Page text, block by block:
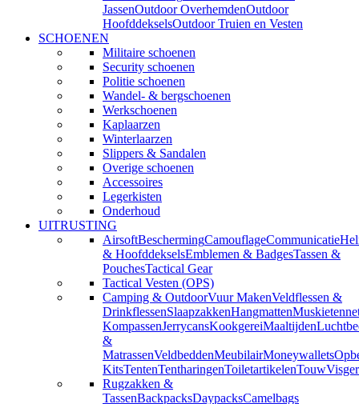
JassenOutdoor OverhemdenOutdoor
HoofddekselsOutdoor Truien en Vesten
SCHOENEN
Militaire schoenen
Security schoenen
Politie schoenen
Wandel- & bergschoenen
Werkschoenen
Kaplaarzen
Winterlaarzen
Slippers & Sandalen
Overige schoenen
Accessoires
Legerkisten
Onderhoud
UITRUSTING
AirsoftBeschermingCamouflageCommunicatie
& HoofddekselsEmblemen & BadgesTassen &
PouchesTactical Gear
Tactical Vesten (OPS)
Camping & OutdoorVuur MakenVeldflessen &
DrinkflessenSlaapzakkenHangmatten
KompassenJerrycansKookgereiMaaltijden
&
MatrassenVeldbeddenMeubilairMoneywallets
KitsTentenTentharingenToiletartikelenTouw
Rugzakken &
TassenBackpacksDaypacksCamelbags